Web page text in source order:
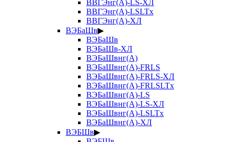
ВВГЭнг(А)-LS-ХЛ
ВВГЭнг(А)-LSLTx
ВВГЭнг(А)-ХЛ
ВЭБаШв▶
ВЭБаШв
ВЭБаШв-ХЛ
ВЭБаШвнг(А)
ВЭБаШвнг(А)-FRLS
ВЭБаШвнг(А)-FRLS-ХЛ
ВЭБаШвнг(А)-FRLSLTx
ВЭБаШвнг(А)-LS
ВЭБаШвнг(А)-LS-ХЛ
ВЭБаШвнг(А)-LSLTx
ВЭБаШвнг(А)-ХЛ
ВЭБШв▶